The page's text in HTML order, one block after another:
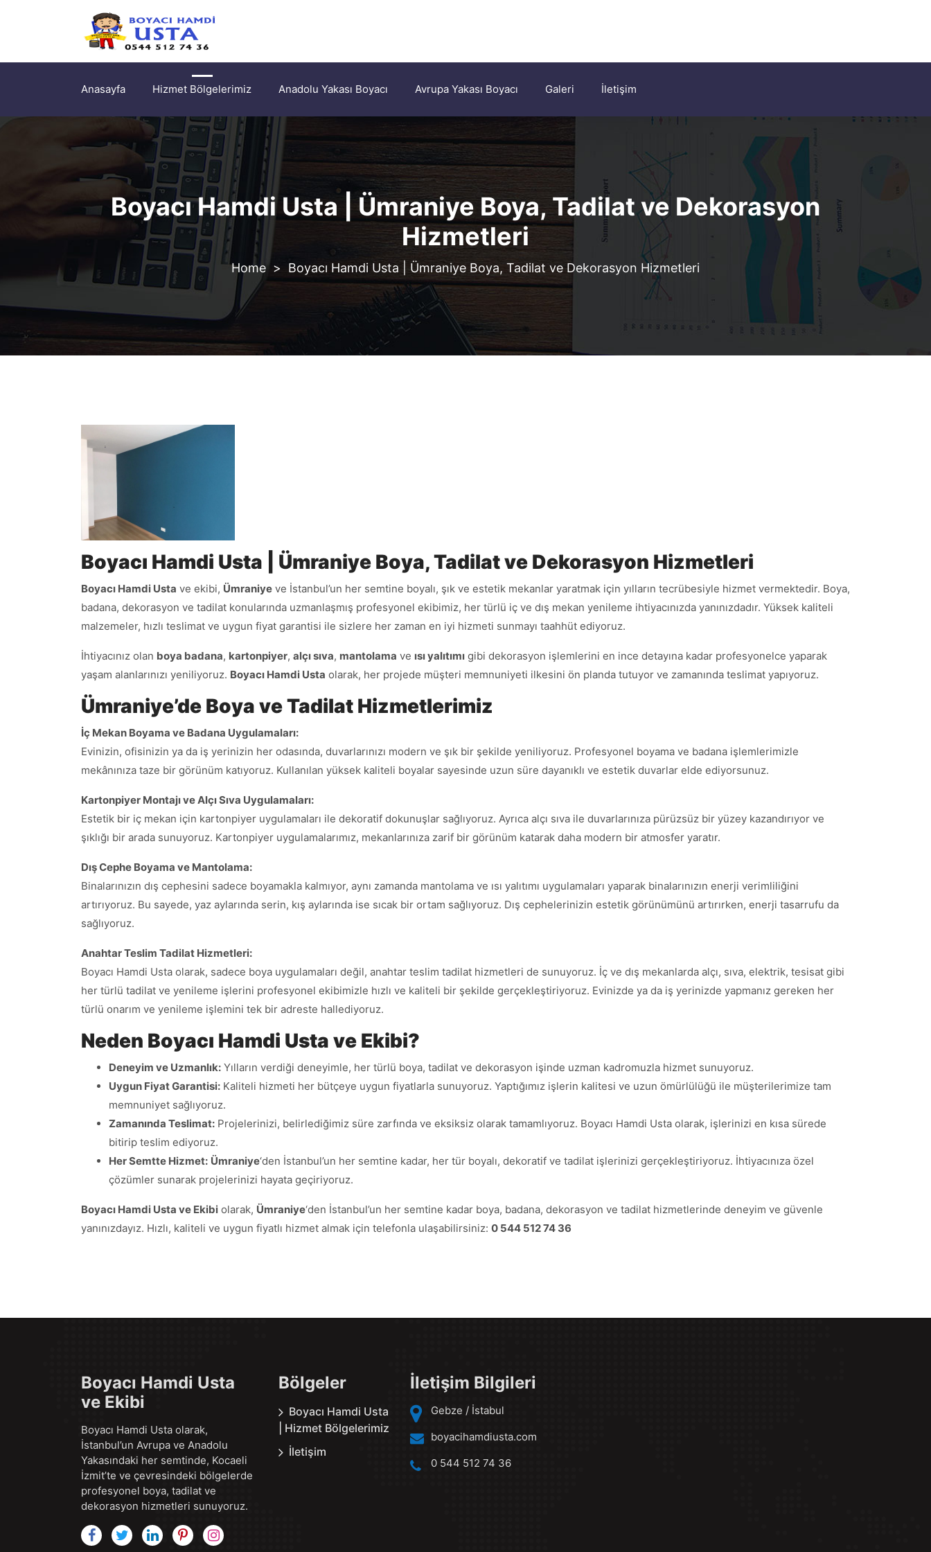
Anasayfa Hizmet Bölgelerimiz Anadolu Yakası Boyacı Avrupa Yakası Boyacı Galeri İletişim
Boyacı Hamdi Usta | Ümraniye Boya, Tadilat ve Dekorasyon
Hizmetleri
> Boyacı Hamdi Usta | Ümraniye Boya, Tadilat ve Dekorasyon Hizmetleri
Boyacı Hamdi Usta | Ümraniye Boya, Tadilat ve Dekorasyon Hizmetleri
Boyacı Hamdi Usta ve ekibi, Ümraniye ve İstanbul’un her semtine boyalı, şık ve estetik mekanlar yaratmak için yılların tecrübesiyle hizmet vermektedir. Boya,
badana, dekorasyon ve tadilat konularında uzmanlaşmış profesyonel ekibimiz, her türlü iç ve dış mekan yenileme ihtiyacınızda yanınızdadır. Yüksek kaliteli
malzemeler, hızlı teslimat ve uygun fiyat garantisi ile sizlere her zaman en iyi hizmeti sunmayı taahhüt ediyoruz.
İhtiyacınız olan boya badana, kartonpiyer, alçı sıva, mantolama ve ısı yalıtımı gibi dekorasyon işlemlerini en ince detayına kadar profesyonelce yaparak
yaşam alanlarınızı yeniliyoruz. Boyacı Hamdi Usta olarak, her projede müşteri memnuniyeti ilkesini ön planda tutuyor ve zamanında teslimat yapıyoruz.
Ümraniye’de Boya ve Tadilat Hizmetlerimiz
İç Mekan Boyama ve Badana Uygulamaları:
Evinizin, ofisinizin ya da iş yerinizin her odasında, duvarlarınızı modern ve şık bir şekilde yeniliyoruz. Profesyonel boyama ve badana işlemlerimizle
mekânınıza taze bir görünüm katıyoruz. Kullanılan yüksek kaliteli boyalar sayesinde uzun süre dayanıklı ve estetik duvarlar elde ediyorsunuz.
Kartonpiyer Montajı ve Alçı Sıva Uygulamaları:
Estetik bir iç mekan için kartonpiyer uygulamaları ile dekoratif dokunuşlar sağlıyoruz. Ayrıca alçı sıva ile duvarlarınıza pürüzsüz bir yüzey kazandırıyor ve
şıklığı bir arada sunuyoruz. Kartonpiyer uygulamalarımız, mekanlarınıza zarif bir görünüm katarak daha modern bir atmosfer yaratır.
Dış Cephe Boyama ve Mantolama:
Binalarınızın dış cephesini sadece boyamakla kalmıyor, aynı zamanda mantolama ve ısı yalıtımı uygulamaları yaparak binalarınızın enerji verimliliğini
artırıyoruz. Bu sayede, yaz aylarında serin, kış aylarında ise sıcak bir ortam sağlıyoruz. Dış cephelerinizin estetik görünümünü artırırken, enerji tasarrufu da
sağlıyoruz.
Anahtar Teslim Tadilat Hizmetleri:
Boyacı Hamdi Usta olarak, sadece boya uygulamaları değil, anahtar teslim tadilat hizmetleri de sunuyoruz. İç ve dış mekanlarda alçı, sıva, elektrik, tesisat gibi
her türlü tadilat ve yenileme işlerini profesyonel ekibimizle hızlı ve kaliteli bir şekilde gerçekleştiriyoruz. Evinizde ya da iş yerinizde yapmanız gereken her
türlü onarım ve yenileme işlemini tek bir adreste hallediyoruz.
Neden Boyacı Hamdi Usta ve Ekibi?
Deneyim ve Uzmanlık: Yılların verdiği deneyimle, her türlü boya, tadilat ve dekorasyon işinde uzman kadromuzla hizmet sunuyoruz.
Uygun Fiyat Garantisi: Kaliteli hizmeti her bütçeye uygun fiyatlarla sunuyoruz. Yaptığımız işlerin kalitesi ve uzun ömürlülüğü ile müşterilerimize tam
memnuniyet sağlıyoruz.
Zamanında Teslimat: Projelerinizi, belirlediğimiz süre zarfında ve eksiksiz olarak tamamlıyoruz. Boyacı Hamdi Usta olarak, işlerinizi en kısa sürede
bitirip teslim ediyoruz.
Her Semtte Hizmet: Ümraniye‘den İstanbul’un her semtine kadar, her tür boyalı, dekoratif ve tadilat işlerinizi gerçekleştiriyoruz. İhtiyacınıza özel
çözümler sunarak projelerinizi hayata geçiriyoruz.
Boyacı Hamdi Usta ve Ekibi olarak, Ümraniye‘den İstanbul’un her semtine kadar boya, badana, dekorasyon ve tadilat hizmetlerinde deneyim ve güvenle
yanınızdayız. Hızlı, kaliteli ve uygun fiyatlı hizmet almak için telefonla ulaşabilirsiniz: 0 544 512 74 36
Boyacı Hamdi Usta
ve Ekibi
Boyacı Hamdi Usta olarak,
İstanbul’un Avrupa ve Anadolu
Yakasındaki her semtinde, Kocaeli
İzmit’te ve çevresindeki bölgelerde
profesyonel boya, tadilat ve
dekorasyon hizmetleri sunuyoruz.
Bölgeler
Boyacı Hamdi Usta
| Hizmet Bölgelerimiz
İletişim
İletişim Bilgileri
Gebze / İstabul
boyacihamdiusta.com
0 544 512 74 36